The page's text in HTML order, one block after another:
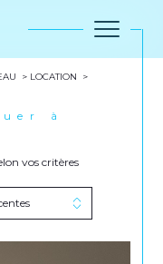
LOCATION
vos critères